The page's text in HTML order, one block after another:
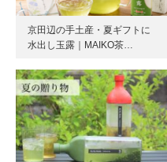
京田辺の手土産・夏ギフトに
水出し玉露｜MAIKO茶…